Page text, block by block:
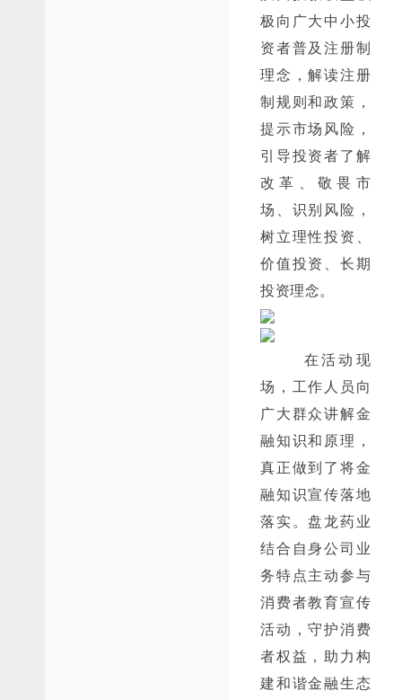
极向广大中小投
资者普及注册制
理念，解读注册
制规则和政策，
提示市场风险，
引导投资者了解
改革、敬畏市
场、识别风险，
树立理性投资、
价值投资、长期
投资理念。
在活动现
场，工作人员向
广大群众讲解金
融知识和原理，
真正做到了将金
融知识宣传落地
落实。盘龙药业
结合自身公司业
务特点主动参与
消费者教育宣传
活动，守护消费
者权益，助力构
建和谐金融生态